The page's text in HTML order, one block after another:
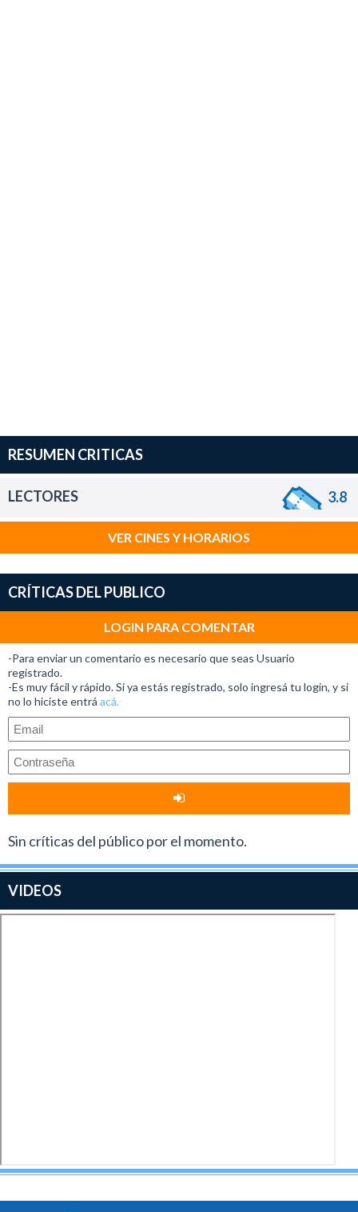
RESUMEN CRITICAS
LECTORES 3.8
VER CINES Y HORARIOS
CRÍTICAS DEL PUBLICO
LOGIN PARA COMENTAR
-Para enviar un comentario es necesario que seas Usuario
registrado.
-Es muy fácil y rápido. Si ya estás registrado, solo ingresá tu login, y si
no lo hiciste entrá acá.
Sin críticas del público por el momento.
VIDEOS